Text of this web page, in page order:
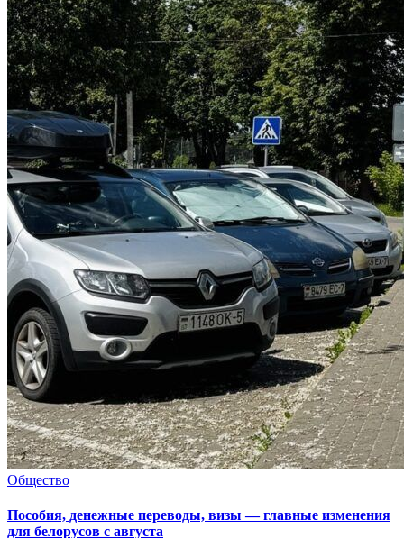
Общество
Пособия, денежные переводы, визы — главные изменения
для белорусов с августа